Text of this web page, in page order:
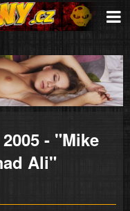
- "Mike
Ali"